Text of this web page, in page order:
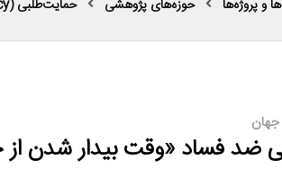
و پروژه‌ها حوزه‌های پژوهشی حمایت‌طلبی (Advocacy)
جهان
ضد فساد «وقت بیدار شدن